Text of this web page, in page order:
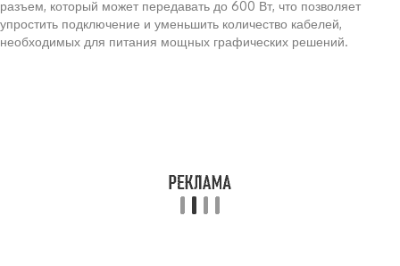
разъем, который может передавать до 600 Вт, что позволяет
упростить подключение и уменьшить количество кабелей,
необходимых для питания мощных графических решений.